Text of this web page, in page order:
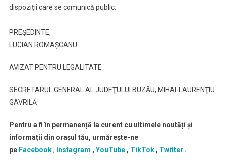
dispoziţii care se comunică public.
PREŞEDINTE,
LUCIAN ROMAȘCANU
AVIZAT PENTRU LEGALITATE
SECRETARUL GENERAL AL JUDEŢULUI BUZĂU, MIHAI-LAURENŢIU
GAVRILĂ
Pentru a fi în permanență la curent cu ultimele noutăți și
informații din orașul tău, urmărește-ne
pe Facebook, Instagram , YouTube, TikTok , Twitter .